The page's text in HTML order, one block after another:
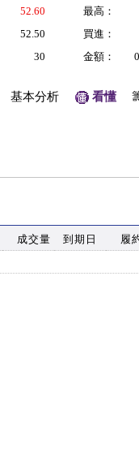
52.60
最高：
52.50
買進：
30 金額：
基本分析 看懂
成交量 到期日
履